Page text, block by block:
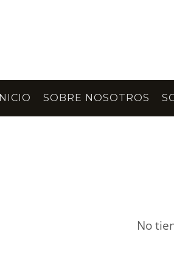
INICIO SOBRE NOSOTROS
No